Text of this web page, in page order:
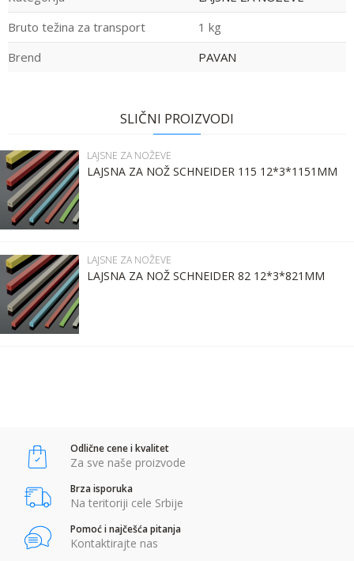
Bruto težina za transport
1 kg
Brend
PAVAN
Email:
Komentar:
POŠALJI
SLIČNI PROIZVODI
LAJSNE ZA NOŽEVE
LAJSNA ZA NOŽ SCHNEIDER 115 12*3*1151MM
LAJSNE ZA NOŽEVE
LAJSNA ZA NOŽ SCHNEIDER 82 12*3*821MM
Odlične cene i kvalitet
Za sve naše proizvode
Brza isporuka
Na teritoriji cele Srbije
Pomoć i najčešća pitanja
Kontaktirajte nas